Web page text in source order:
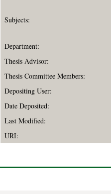
Subjects:
Department:
Thesis Advisor:
Thesis Committee Members:
Depositing User:
Date Deposited:
Last Modified:
URI: